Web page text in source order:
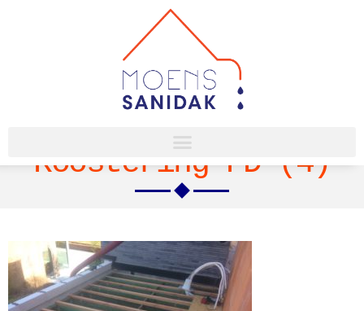
Roostering PD (4)